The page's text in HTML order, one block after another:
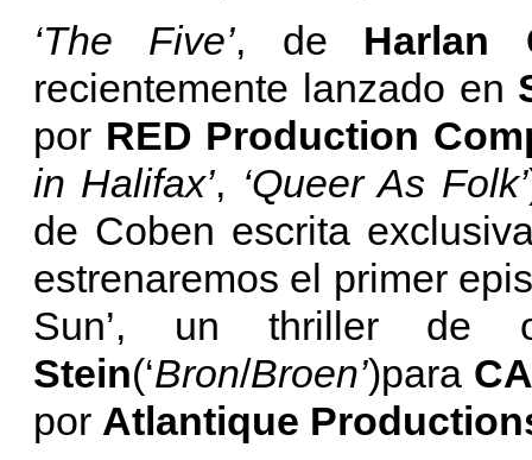
‘The Five’, de Harlan
recientemente lanzado en
por RED Production
in Halifax’, ‘Queer As Folk’
de Coben escrita
estrenaremos el primer
Sun’, un thriller
Stein(‘Bron/Broen’)para
por Atlantique